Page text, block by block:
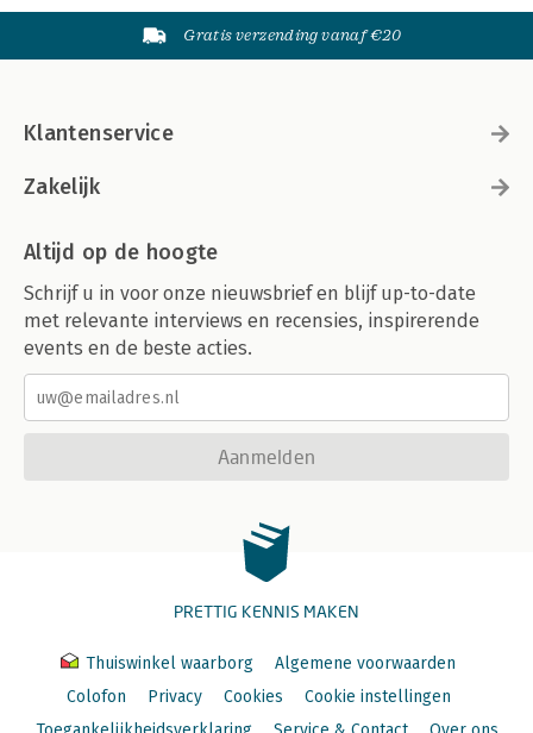
Gratis verzending vanaf €20
Klantenservice
Zakelijk
Altijd op de hoogte
Schrijf u in voor onze nieuwsbrief en blijf up-to-date
met relevante interviews en recensies, inspirerende
events en de beste acties.
Aanmelden
PRETTIG KENNIS MAKEN
Thuiswinkel waarborg
Algemene voorwaarden
Colofon
Privacy Cookies
Cookie instellingen